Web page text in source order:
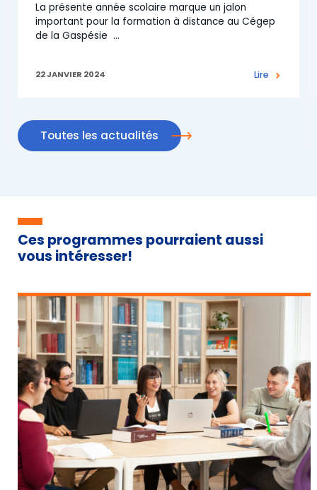
La présente année scolaire marque un jalon
important pour la formation à distance au Cégep
de la Gaspésie …
22 JANVIER 2024 Lire
Toutes les actualités
Ces programmes pourraient aussi
vous intéresser!